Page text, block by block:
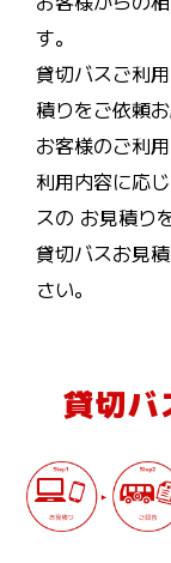
す。
貸切バスご利
積りをご依頼
お客様のご利
利用内容に応
スの お見積り
貸切バスお見
さい。
貸切バ